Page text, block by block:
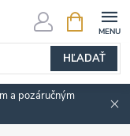
HĽADAŤ
KOŠÍK
a pozáručným